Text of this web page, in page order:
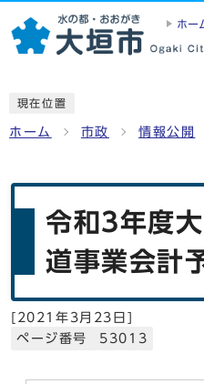
ホー
現在位置
ホーム 市政 情報公開
令和3年度
道事業会計
[ 2021年3月23日 ]
ページ番号 53013